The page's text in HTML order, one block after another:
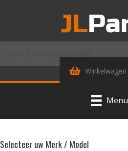
Winkelwagen
Menu
Selecteer uw Merk / Model